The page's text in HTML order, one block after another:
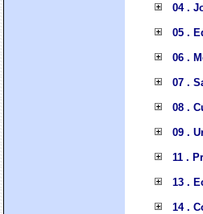
04 .
05 .
06 .
07 .
08 .
09 .
11 .
13 .
14 .